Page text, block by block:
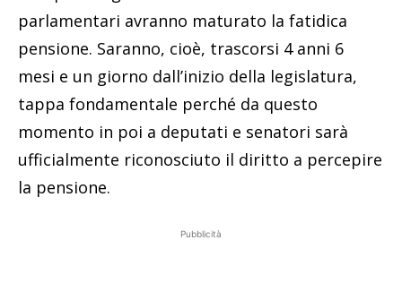
parlamentari avranno maturato la fatidica
pensione. Saranno, cioè, trascorsi 4 anni 6
mesi e un giorno dall’inizio della legislatura,
tappa fondamentale perché da questo
momento in poi a deputati e senatori sarà
ufficialmente riconosciuto il diritto a percepire
la pensione.
Pubblicità